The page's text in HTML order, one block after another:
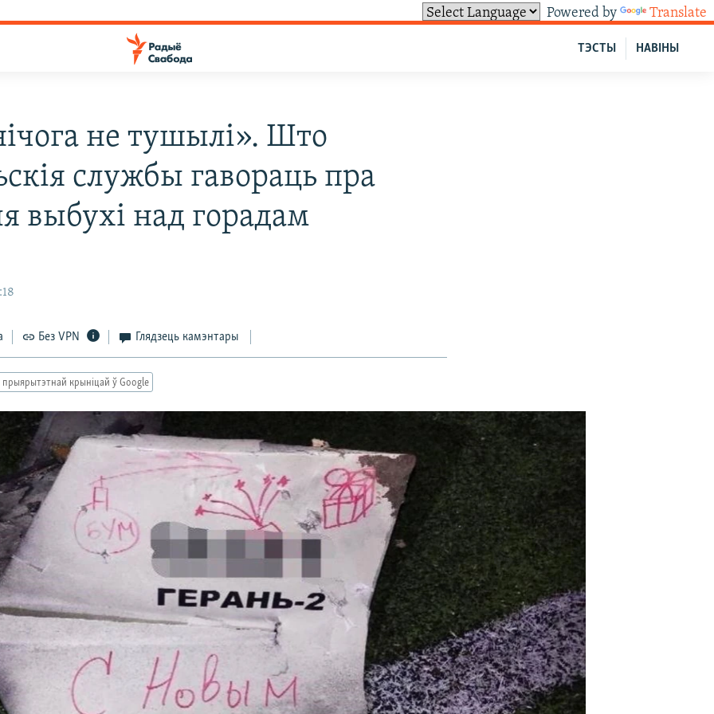
Powered by Translate
НАВІНЫ
ТЭСТЫ
не тушылі». Што
службы гавораць пра
выбухі над горадам
Без VPN Глядзець камэнтары
прыярытэтнай крыніцай ў Google